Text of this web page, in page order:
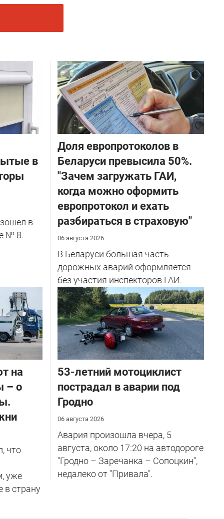
в
в
№ 8.
Доля европротоколов в
Беларуси превысила 50%.
"Зачем загружать ГАИ,
когда можно оформить
европротокол и ехать
разбираться в страховую"
06 августа 2026
В Беларуси большая часть
дорожных аварий оформляется
без участия инспекторов ГАИ.
на
– о
что
уже
в страну
53-летний мотоциклист
пострадал в аварии под
Гродно
06 августа 2026
Авария произошла вчера, 5
августа, около 17:20 на автодороге
"Гродно – Заречанка – Сопоцкин",
недалеко от "Привала".